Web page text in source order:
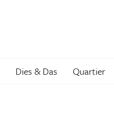
Dies & Das Quartier